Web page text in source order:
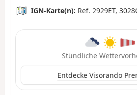
IGN-Karte(n): Ref. 2929ET,
Stündliche
Entdecke Visorando